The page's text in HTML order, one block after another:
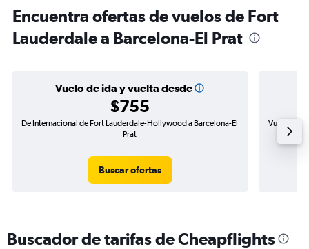
Encuentra ofertas de vuelos de Fort
Lauderdale a Barcelona-El Prat
Vuelo de ida y vuelta desde
$755
De Internacional de Fort Lauderdale-Hollywood a Barcelona-El
Prat
Buscar ofertas
Vuelo de
Buscador de tarifas de Cheapflights